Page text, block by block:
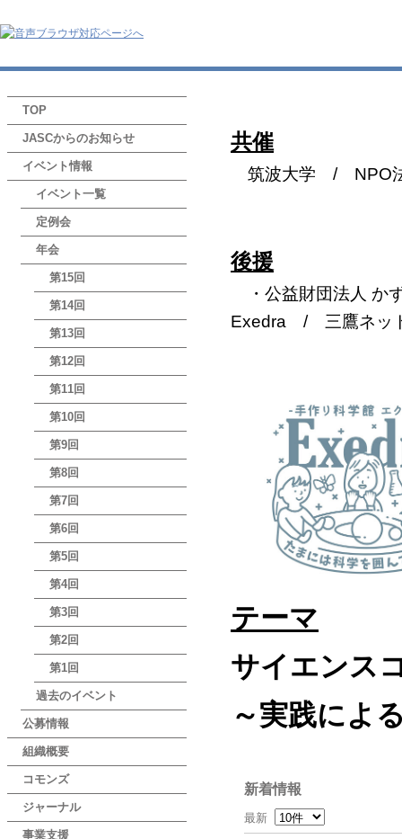
TOP
JASCからのお知らせ
イベント情報
イベント一覧
定例会
年会
第15回
第14回
第13回
第12回
第11回
第10回
第9回
第8回
第7回
第6回
第5回
第4回
第3回
第2回
第1回
過去のイベント
公募情報
組織概要
コモンズ
ジャーナル
事業支援
共催
筑波大学 / NPO
後援
・公益財団法人
Exedra / 三鷹ネッ
テーマ
サイエンス
～実践によ
新着情報
最新